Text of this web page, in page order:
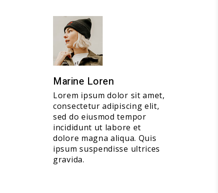
Marine Loren
Lorem ipsum dolor sit amet,
consectetur adipiscing elit,
sed do eiusmod tempor
incididunt ut labore et
dolore magna aliqua. Quis
ipsum suspendisse ultrices
gravida.